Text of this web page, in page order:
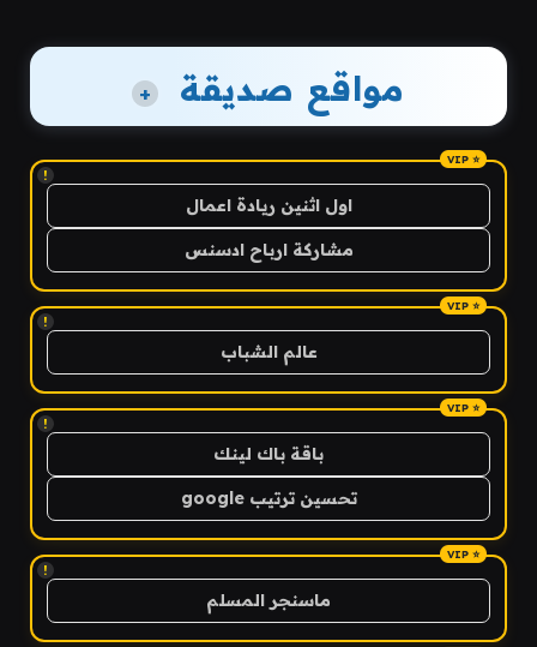
مواقع صديقة +
!
اول اثنين ريادة اعمال
مشاركة ارباح ادسنس
!
عالم الشباب
!
باقة باك لينك
تحسين ترتيب google
!
ماسنجر المسلم